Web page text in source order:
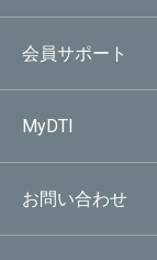
会員サポート
MyDTI
お問い合わせ